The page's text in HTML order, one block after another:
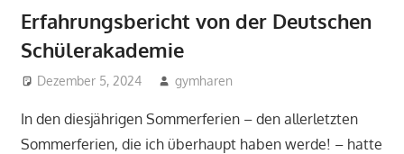
Erfahrungsbericht von der Deutschen
Schülerakademie
Dezember 5, 2024 gymharen
In den diesjährigen Sommerferien – den allerletzten
Sommerferien, die ich überhaupt haben werde! – hatte